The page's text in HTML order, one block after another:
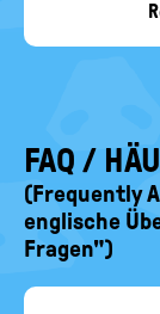
FAQ /
(Frequently
englische
Fragen")